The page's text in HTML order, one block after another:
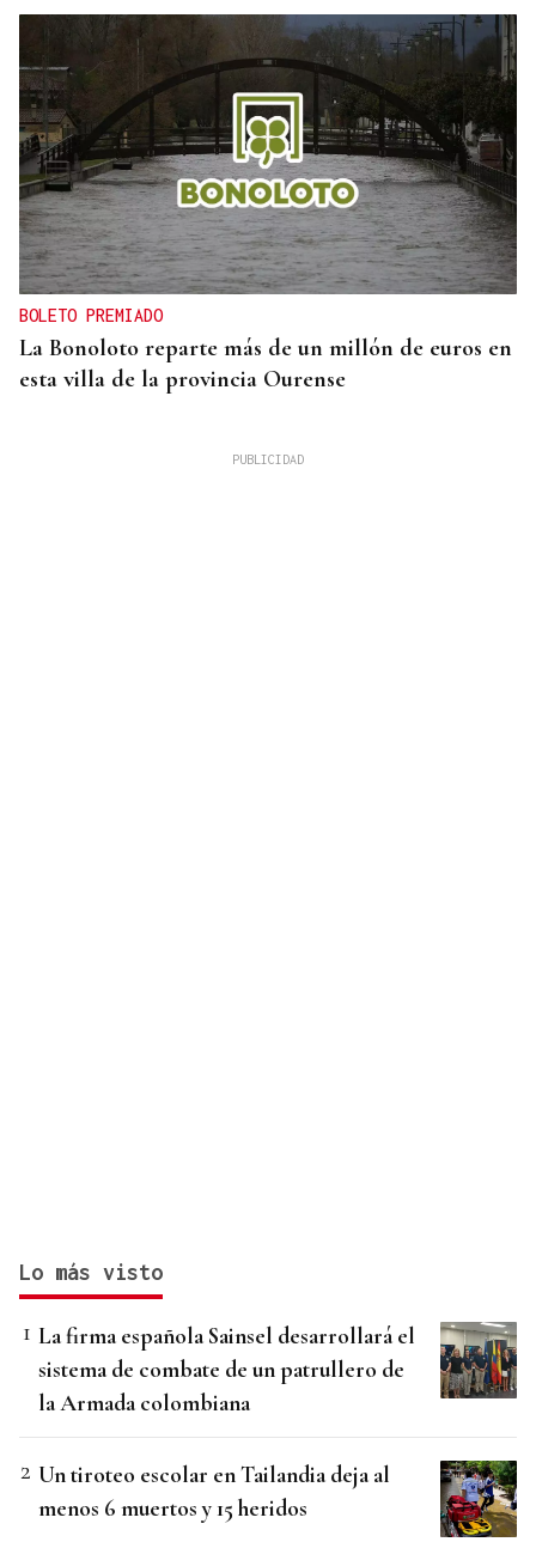
BOLETO PREMIADO
La Bonoloto reparte más de un millón de euros en
esta villa de la provincia Ourense
Lo más visto
La firma española Sainsel desarrollará el
sistema de combate de un patrullero de
la Armada colombiana
Un tiroteo escolar en Tailandia deja al
menos 6 muertos y 15 heridos